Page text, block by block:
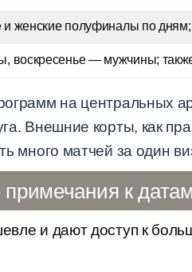
и женские полуфиналы по дням;
воскресенье — мужчины;
на центральных
Внешние корты, как
много матчей за один
примечания к датам
и дают доступ к